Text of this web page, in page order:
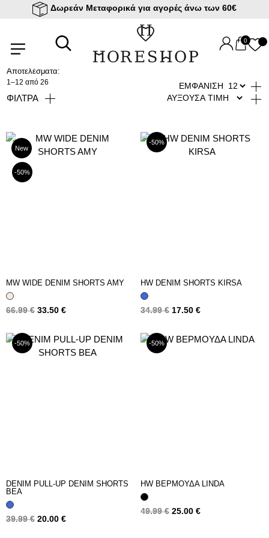
Δωρεάν Μεταφορικά για αγορές άνω των 60€
0
Αποτελέσματα:
1–12 από 26
ΦΙΛΤΡΑ
Shorts
ΕΜΦΑΝΙΣΗ
-50%
New
MW WIDE DENIM SHORTS AMY
66.99€ 33.50 €
-50%
HW DENIM SHORTS KIRSA
34.99€ 17.50 €
-50%
DENIM PULL-UP DENIM SHORTS
BEA
39.99€ 20.00 €
-50%
HW ΒΕΡΜΟΥΔΑ LINDA
49.99€ 25.00 €